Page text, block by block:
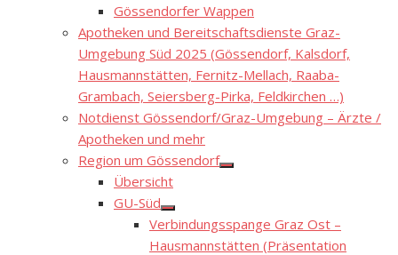
Gössendorfer Wappen
Apotheken und Bereitschaftsdienste Graz-
Umgebung Süd 2025 (Gössendorf, Kalsdorf,
Hausmannstätten, Fernitz-Mellach, Raaba-
Grambach, Seiersberg-Pirka, Feldkirchen …)
Notdienst Gössendorf/Graz-Umgebung – Ärzte /
Apotheken und mehr
Region um Gössendorf
Show
Übersicht
GU-Süd
Show
sub
menu
Verbindungsspange Graz Ost –
Hausmannstätten (Präsentation